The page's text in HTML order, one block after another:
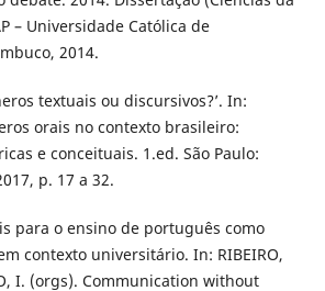
– Universidade Católica de
2014.
textuais ou discursivos?’. In:
orais no contexto brasileiro:
e conceituais. 1.ed. São Paulo:
p. 17 a 32.
para o ensino de português como
contexto universitário. In: RIBEIRO,
I. (orgs). Communication without